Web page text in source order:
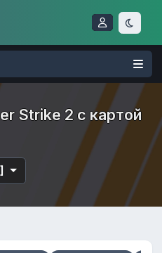
Strike 2 с картой